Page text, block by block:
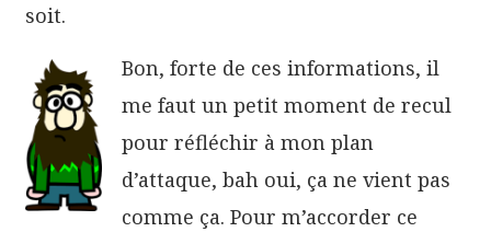
soit.
Bon, forte de ces informations, il
me faut un petit moment de recul
pour réfléchir à mon plan
d’attaque, bah oui, ça ne vient pas
comme ça. Pour m’accorder ce